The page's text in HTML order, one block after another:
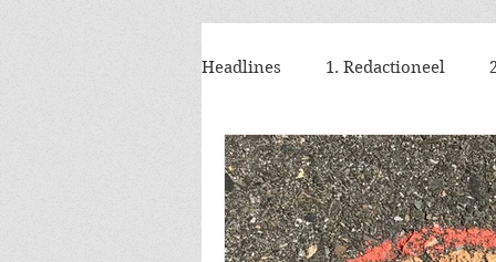
Headlines 1. Redactioneel